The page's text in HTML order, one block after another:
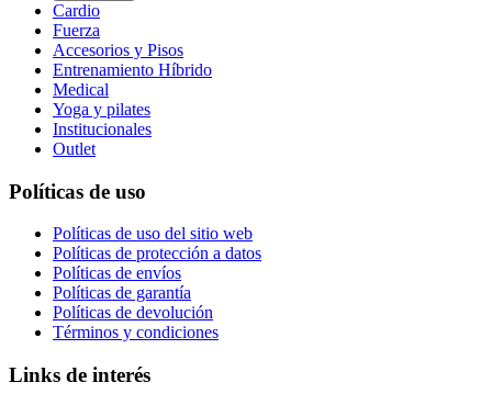
Cardio
Fuerza
Accesorios y Pisos
Entrenamiento Híbrido
Medical
Yoga y pilates
Institucionales
Outlet
Políticas de uso
Políticas de uso del sitio web
Políticas de protección a datos
Políticas de envíos
Políticas de garantía
Políticas de devolución
Términos y condiciones
Links de interés